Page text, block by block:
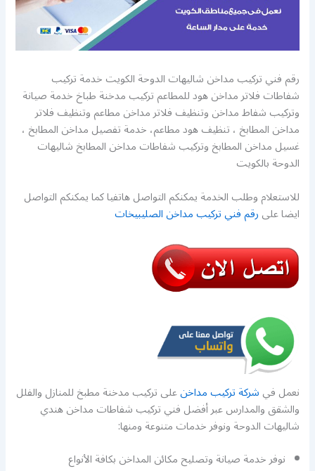
رقم فني تركيب مداخن شاليهات الدوحة الكويت خدمة تركيب
شفاطات فلاتر مداخن هود للمطاعم تركيب مدخنة طباخ خدمة صيانة
وتركيب شفاط مداخن وتنظيف فلاتر مداخن مطاعم وتنظيف فلاتر
مداخن المطابخ ، تنظيف هود مطاعم، خدمة تفصيل مداخن المطابخ ،
غسيل مداخن المطابخ وتركيب شفاطات مداخن المطابخ شاليهات
الدوحة بالكويت
للاستعلام وطلب الخدمة يمكنكم التواصل هاتفيا كما يمكنكم التواصل
ايضا علىرقم فني تركيب مداخن الصليبيخات
نعمل فيشركة تركيب مداخنعلى تركيب مدخنة مطبخ للمنازل والفلل
والشقق والمدارس عبر أفضل فني تركيب شفاطات مداخن هندي
شاليهات الدوحة ونوفر خدمات متنوعة ومنها:
نوفر خدمة صيانة وتصليح مكائن المداخن بكافة الأنواع